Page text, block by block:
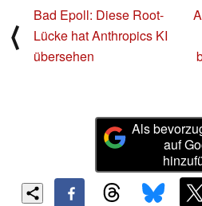
⟨
Bad Epoll: Diese Root-
Lücke hat Anthropics KI
übersehen
Als
auf